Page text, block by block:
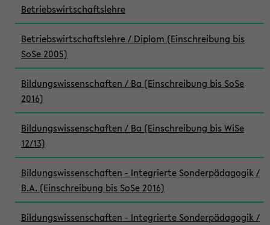
Betriebswirtschaftslehre
Betriebswirtschaftslehre / Diplom (Einschreibung bis
SoSe 2005)
Bildungswissenschaften / Ba (Einschreibung bis SoSe
2016)
Bildungswissenschaften / Ba (Einschreibung bis WiSe
12/13)
Bildungswissenschaften - Integrierte Sonderpädagogik /
B.A. (Einschreibung bis SoSe 2016)
Bildungswissenschaften - Integrierte Sonderpädagogik /